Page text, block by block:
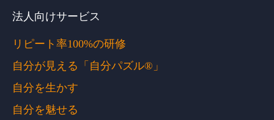
法人向けサービス
リピート率100%の研修
自分が見える「自分パズル®」
自分を生かす
自分を魅せる